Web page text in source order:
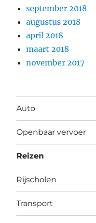
september 2018
augustus 2018
april 2018
maart 2018
november 2017
Auto
Openbaar vervoer
Reizen
Rijscholen
Transport